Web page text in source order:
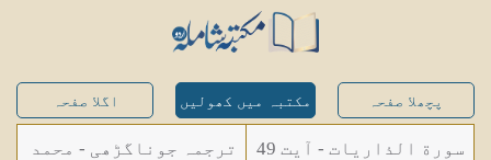
پچھلا صفحہ مکتبہ میں کھولیں اگلا صفحہ
سورة الذاريات - آیت 49 ترجمہ جوناگڑھی - محمد